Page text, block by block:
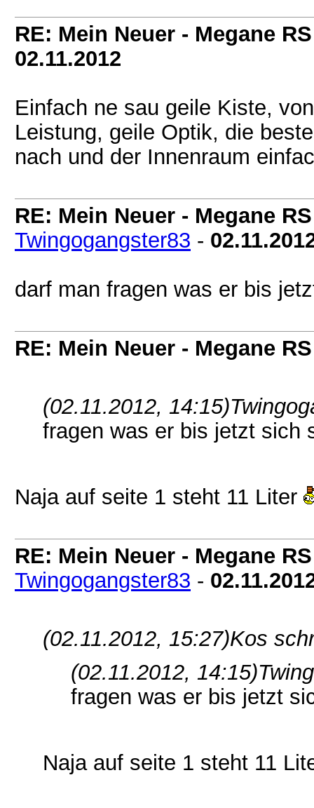
RE: Mein Neuer - Megane
02.11.2012
Einfach ne sau geile Kiste,
Leistung, geile Optik, die
nach und der Innenraum
RE: Mein Neuer - Megane
Twingogangster83 -
darf man fragen was er bis
RE: Mein Neuer - Megane
(02.11.2012, 14:15)
fragen was er bis jetzt sich
Naja auf seite 1 steht 11 Liter
RE: Mein Neuer - Megane
Twingogangster83 -
(02.11.2012, 15:27)Kos
(02.11.2012, 14:15)
fragen was er bis jetzt
Naja auf seite 1 steht 11